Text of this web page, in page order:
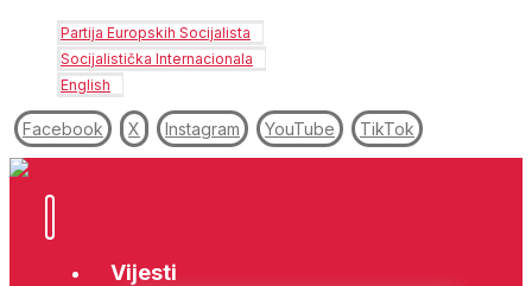
Partija Europskih Socijalista
Socijalistička Internacionala
English
Facebook X Instagram YouTube TikTok
Vijesti